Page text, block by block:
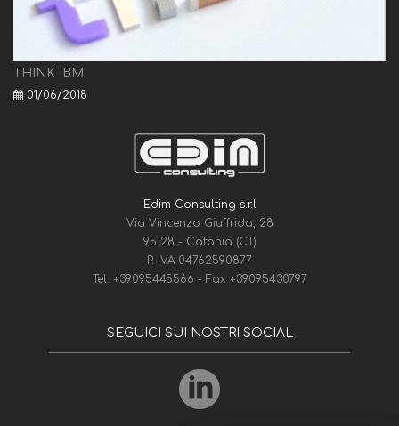
THINK IBM
01/06/2018
Edim Consulting s.r.l
Via Vincenzo Giuffrida, 28
95128 - Catania (CT)
P. IVA 04762590877
Tel. +39095445566 - Fax +39095430797
SEGUICI SUI NOSTRI SOCIAL